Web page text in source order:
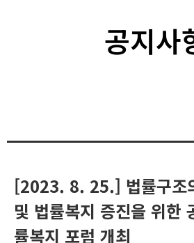
공지사
[2023. 8. 25.] 법률구조
및 법률복지 증진을 위한
률복지 포럼 개최